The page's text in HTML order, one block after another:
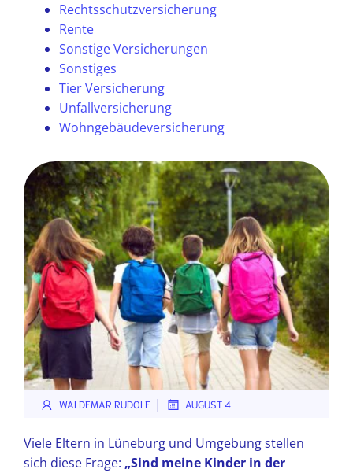
Rechtsschutzversicherung
Rente
Sonstige Versicherungen
Sonstiges
Tier Versicherung
Unfallversicherung
Wohngebäudeversicherung
WALDEMAR RUDOLF | AUGUST 4
Viele Eltern in Lüneburg und Umgebung stellen
sich diese Frage: „Sind meine Kinder in der